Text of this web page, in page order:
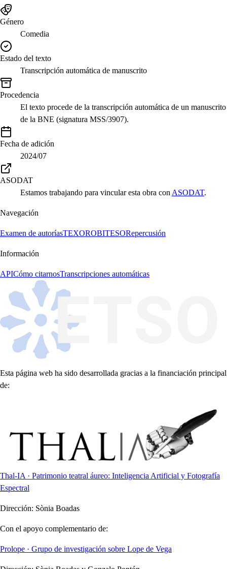
Género
Comedia
Estado del texto
Transcripción automática de manuscrito
Procedencia
El texto procede de la transcripción automática de un manuscrito
de la BNE (signatura MSS/3907).
Fecha de adición
2024/07
ASODAT
Estamos trabajando para vincular esta obra con ASODAT.
Navegación
Examen de autoríasTEXOROBITESORepercusión
Información
APICómo citarnosTranscripciones automáticas
Esta página web ha sido desarrollada gracias a la financiación principal
de:
Thal-IA · Patrimonio teatral áureo: Inteligencia Artificial y Fotografía
Espectral
Dirección: Sònia Boadas
Con el apoyo complementario de:
Prolope · Grupo de investigación sobre Lope de Vega